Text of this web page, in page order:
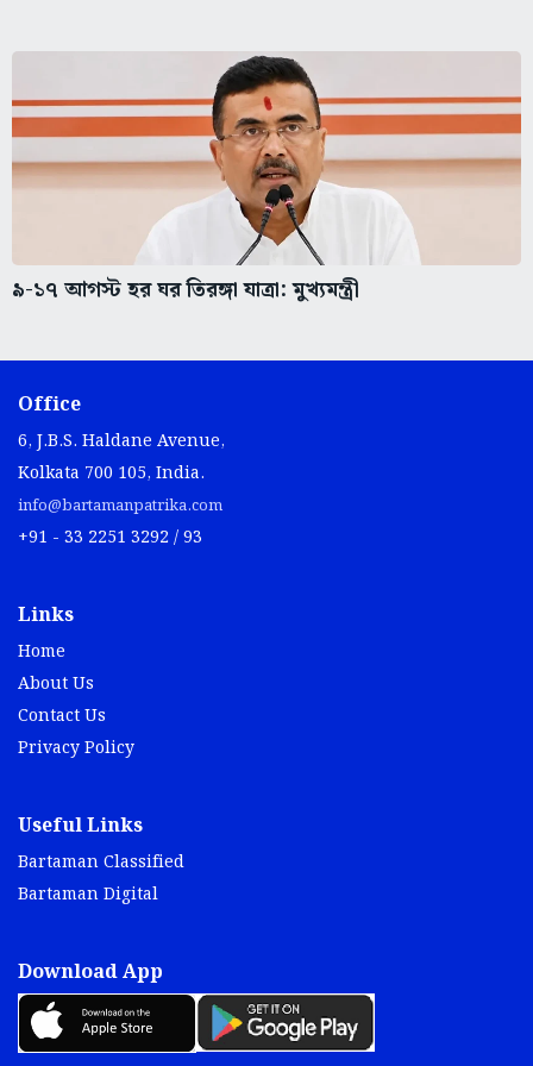
৯-১৭ আগস্ট হর ঘর তিরঙ্গা যাত্রা: মুখ্যমন্ত্রী
Office
6, J.B.S. Haldane Avenue,
Kolkata 700 105, India.
info@bartamanpatrika.com
+91 - 33 2251 3292 / 93
Links
Home
About Us
Contact Us
Privacy Policy
Useful Links
Bartaman Classified
Bartaman Digital
Download App